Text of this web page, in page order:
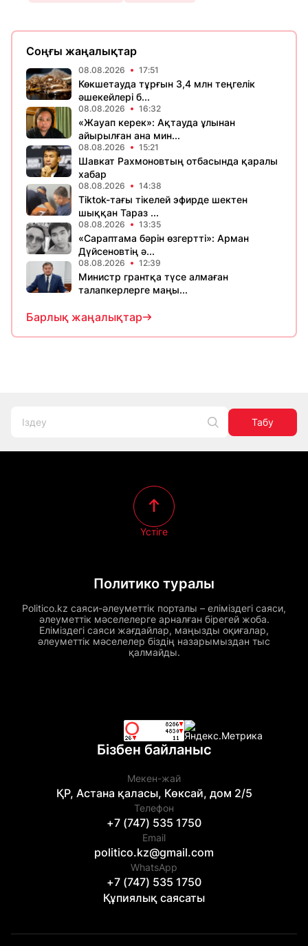
Соңғы жаңалықтар
08.08.2026 17:51
Көкшетауда тұрғын 3,4 млн теңгелік
әшекейлері б...
08.08.2026 16:32
«Жауап керек»: Ақтауда ұлынан
айырылған ана мин...
08.08.2026 15:21
Шавкат Рахмоновтың отбасында қаралы
хабар
08.08.2026 14:38
Tiktok-тағы тікелей эфирде шектен
шыққан Тараз ...
08.08.2026 13:35
«Сараптама бәрін өзгертті»: Арман
Дүйсеновтің ә...
08.08.2026 12:39
Министр грантқа түсе алмаған
талапкерлерге маңы...
Барлық жаңалықтар
Табу
Политико туралы
Politico.kz саяси-әлеуметтік порталы – еліміздегі саяси,
әлеуметтік мәселелерге арналған бірегей жоба.
Еліміздегі саяси жағдайлар, маңызды оқиғалар,
әлеуметтік мәселелер біздің назарымыздан тыс
қалмайды.
Үстіге
Бізбен байланыс
Мекен-жай
ҚР, Астана қаласы, Көксай, дом 2/5
Телефон
+7 (747) 535 1750
Email
politico.kz@gmail.com
WhatsApp
+7 (747) 535 1750
Құпиялық саясаты